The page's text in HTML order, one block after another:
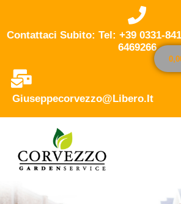
Contattaci Subito: Tel: +39 0331-
6469266
Giuseppecorvezzo@libero.it